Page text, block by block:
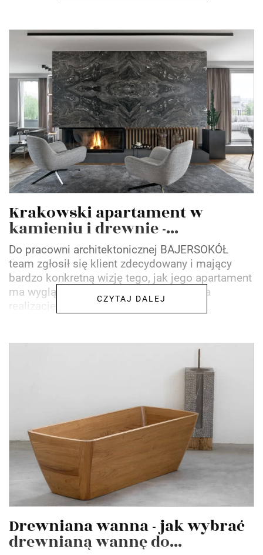
Krakowski apartament w
kamieniu i drewnie -...
Do pracowni architektonicznej BAJERSOKÓŁ
team zgłosił się klient zdecydowany i mający
bardzo konkretną wizję tego, jak jego apartament
ma wyglądać i jakie spełniać funkcje. Na
realizację przeznaczył...
CZYTAJ DALEJ
Drewniana wanna - jak wybrać
drewnianą wannę do...